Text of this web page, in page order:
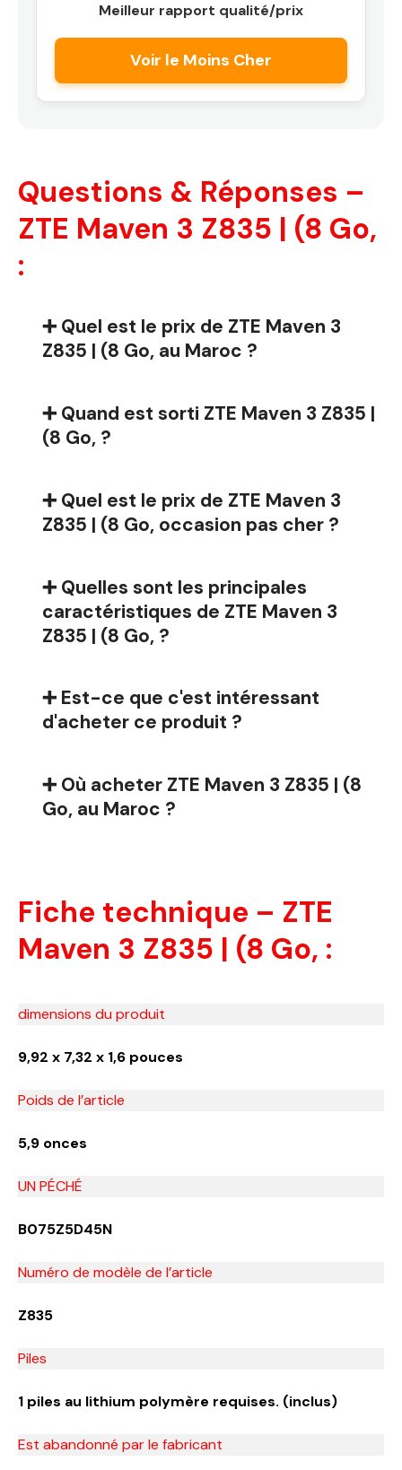
Meilleur rapport qualité/prix
Voir le Moins Cher
Questions & Réponses –
ZTE Maven 3 Z835 | (8 Go,
:
➕ Quel est le prix de ZTE Maven 3
Z835 | (8 Go, au Maroc ?
➕ Quand est sorti ZTE Maven 3 Z835 |
(8 Go, ?
➕ Quel est le prix de ZTE Maven 3
Z835 | (8 Go, occasion pas cher ?
➕ Quelles sont les principales
caractéristiques de ZTE Maven 3
Z835 | (8 Go, ?
➕ Est-ce que c'est intéressant
d'acheter ce produit ?
➕ Où acheter ZTE Maven 3 Z835 | (8
Go, au Maroc ?
Fiche technique – ZTE
Maven 3 Z835 | (8 Go, :
dimensions du produit
9,92 x 7,32 x 1,6 pouces
Poids de l’article
5,9 onces
UN PÉCHÉ
B075Z5D45N
Numéro de modèle de l’article
Z835
Piles
1 piles au lithium polymère requises. (inclus)
Est abandonné par le fabricant